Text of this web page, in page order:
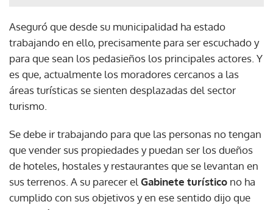
Aseguró que desde su municipalidad ha estado
trabajando en ello, precisamente para ser escuchado y
para que sean los pedasieños los principales actores. Y
es que, actualmente los moradores cercanos a las
áreas turísticas se sienten desplazadas del sector
turismo.
Se debe ir trabajando para que las personas no tengan
que vender sus propiedades y puedan ser los dueños
de hoteles, hostales y restaurantes que se levantan en
sus terrenos. A su parecer el Gabinete turístico no ha
cumplido con sus objetivos y en ese sentido dijo que